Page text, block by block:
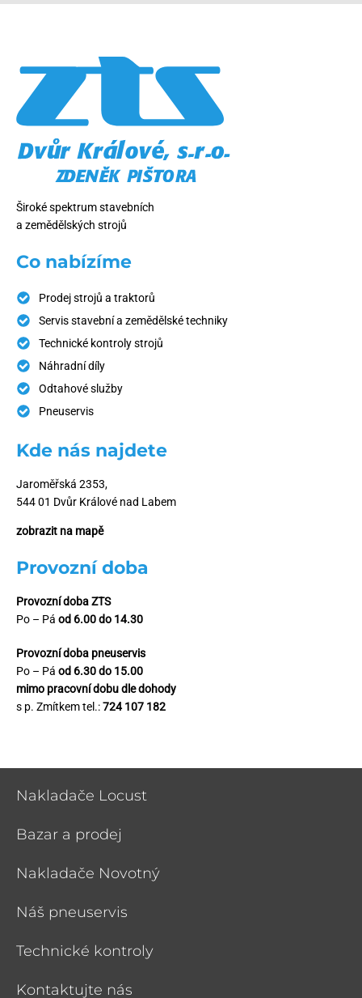
Široké spektrum stavebních
a zemědělských strojů
Co nabízíme
Prodej strojů a traktorů
Servis stavební a zemědělské techniky
Technické kontroly strojů
Náhradní díly
Odtahové služby
Pneuservis
Kde nás najdete
Jaroměřská 2353,
544 01 Dvůr Králové nad Labem
zobrazit na mapě
Provozní doba
Provozní doba ZTS
Po – Pá od 6.00 do 14.30
Provozní doba pneuservis
Po – Pá od 6.30 do 15.00
mimo pracovní dobu dle dohody
s p. Zmítkem tel.:724 107 182
Nakladače Locust
Bazar a prodej
Nakladače Novotný
Náš pneuservis
Technické kontroly
Kontaktujte nás